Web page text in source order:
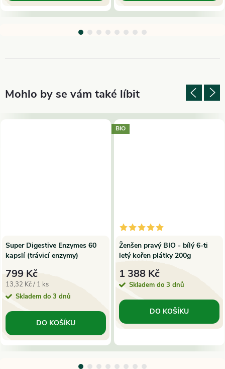
Super Digestive Enzymes 60
kapslí (trávicí enzymy)
799 Kč
Měrná
cena:
13,32 Kč / 1 ks
Skladem do 3 dnů
DO KOŠÍKU
BIO
Ženšen pravý BIO - bílý 6-ti
letý kořen plátky 200g
1 388 Kč
Skladem do 3 dnů
DO KOŠÍKU